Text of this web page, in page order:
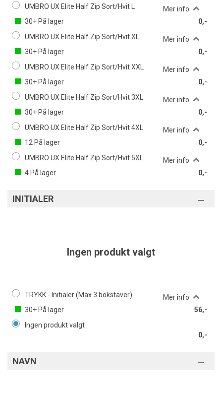
UMBRO UX Elite Half Zip Sort/Hvit L
Mer info
30+ På lager
0,-
UMBRO UX Elite Half Zip Sort/Hvit XL
Mer info
30+ På lager
0,-
UMBRO UX Elite Half Zip Sort/Hvit XXL
Mer info
30+ På lager
0,-
UMBRO UX Elite Half Zip Sort/Hvit 3XL
Mer info
30+ På lager
0,-
UMBRO UX Elite Half Zip Sort/Hvit 4XL
Mer info
12 På lager
0,-
UMBRO UX Elite Half Zip Sort/Hvit 5XL
Mer info
4 På lager 0,-
INITIALER
Ingen produkt valgt
TRYKK - Initialer (Max 3 bokstaver)
Mer info
30+ På lager
56,-
Ingen produkt valgt
0,-
NAVN